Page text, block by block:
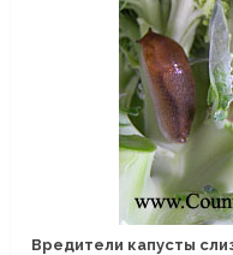
Вредители капусты